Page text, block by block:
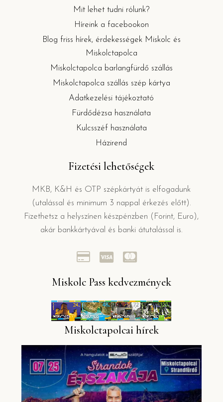
Mit lehet tudni rólunk?
Híreink a facebookon
Blog friss hírek, érdekességek Miskolc és
Miskolctapolca
Miskolctapolca barlangfürdő szállás
Miskolctapolca szállás szép kártya
Adatkezelési tájékoztató
Fürdődézsa használata
Kulcsszéf használata
Házirend
Fizetési lehetőségek
MKB, K&H és OTP szépkártyát is elfogadunk
(utalással és minimum 3 nappal érkezés előtt).
Fizethetsz a helyszínen készpénzben (Forint, Euro),
akár bankkártyával és banki átutalással is.
Miskolc Pass kedvezmények
Miskolctapolcai hírek